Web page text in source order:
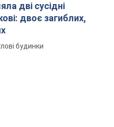
дві сусідні
двоє загиблих,
будинки